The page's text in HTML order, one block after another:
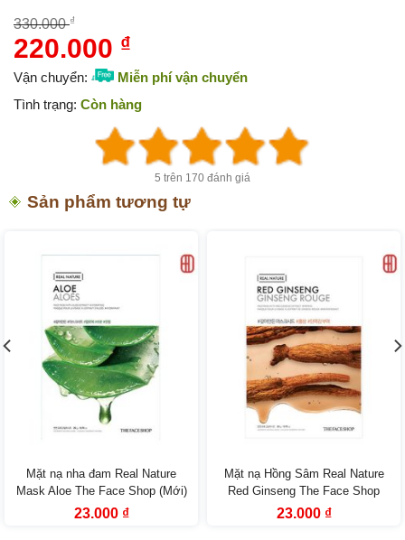
330.000₫
Giá
là:
330.000 ₫.
220.000 ₫
hiện
là:
220.000 ₫.
Vận chuyển:
Miễn phí vận chuyển
Tình trạng: Còn hàng
5 trên 170 đánh giá
Sản phẩm tương tự
Mặt nạ nha đam Real Nature
Mask Aloe The Face Shop (Mới)
Giá
23.000 ₫Giá
Mặt nạ Hồng Sâm Real Nature
Red Ginseng The Face Shop
Giá
23.000 ₫Giá